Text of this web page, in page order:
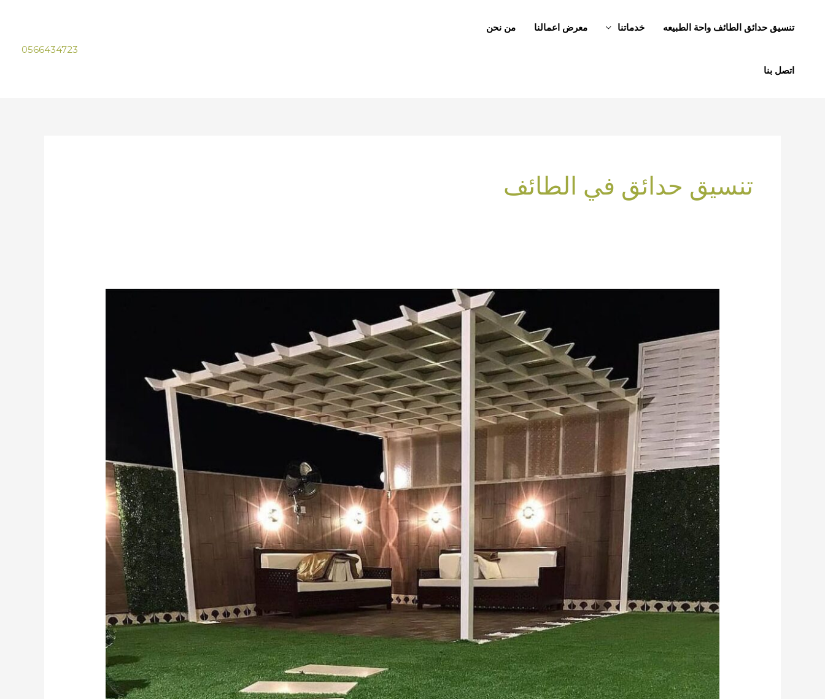
تنسيق حدائق الطائف واحة الطبيعه خدماتنا معرض اعمالنا من نحن
اتصل بنا
0566434723
تنسيق حدائق في الطائف
في
الطائف
ومكة:
كيف
تختار
المظلة
المناسبة
بدون
ما
تضيع
فلوسك